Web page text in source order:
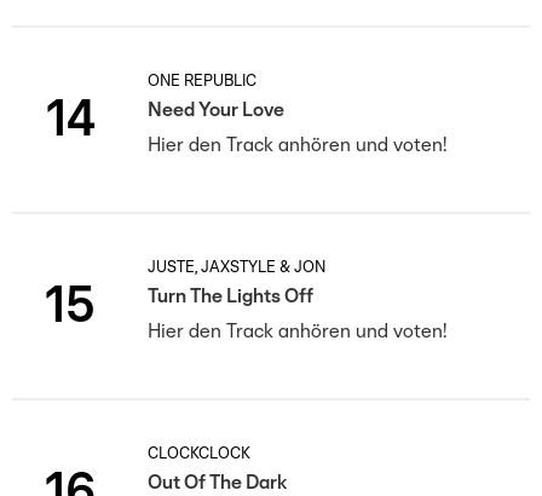
14
ONE REPUBLIC
Need Your Love
Hier den Track anhören und voten!
15
JUSTÈ, JAXSTYLE & JON
Turn The Lights Off
Hier den Track anhören und voten!
CLOCKCLOCK
Out Of The Dark